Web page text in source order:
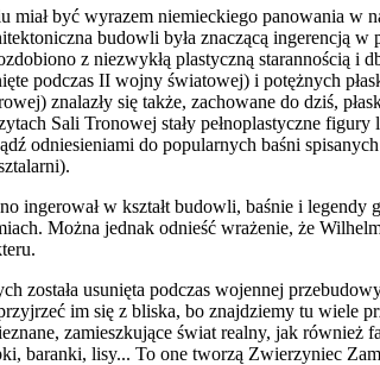
miał być wyrazem niemieckiego panowania w
budowli była znaczącą ingerencją w
z niezwykłą plastyczną starannością i
podczas II wojny światowej) i potężnych
znalazły się także, zachowane do dziś,
Sali Tronowej stały pełnoplastyczne
odniesieniami do popularnych baśni
ingerował w kształt budowli, baśnie i legendy
Można jednak odnieść wrażenie, że
została usunięta podczas wojennej
im się z bliska, bo znajdziemy tu wiele
zamieszkujące świat realny, jak
baranki, lisy... To one tworzą Zwierzyniec